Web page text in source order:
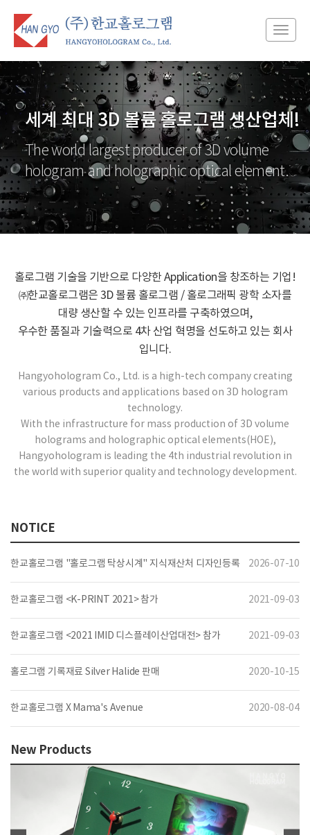
세계 최대 3D 볼륨 홀로그램 생산업체!
The world largest producer of 3D volume
hologram and holographic optical element.
홀로그램 기술을 기반으로 다양한 Application을 창조하는 기업!
㈜한교홀로그램은 3D 볼륨 홀로그램 / 홀로그래픽 광학 소자를
대량 생산할 수 있는 인프라를 구축하였으며,
우수한 품질과 기술력으로 4차 산업 혁명을 선도하고 있는 회사
입니다.
Hangyohologram Co., Ltd. is a high-tech company creating
various products and applications based on 3D hologram
technology.
With the infrastructure for mass production of 3D volume
holograms and holographic optical elements(HOE),
Hangyohologram is leading the 4th industrial revolution in
the world with superior quality and technology development.
NOTICE
한교홀로그램 "홀로그램 탁상시계" 지식재산처 디자인등록 2026-07-10
한교홀로그램 <K-PRINT 2021> 참가 2021-09-03
한교홀로그램 <2021 IMID 디스플레이산업대전> 참가 2021-09-03
홀로그램 기록재료 Silver Halide 판매 2020-10-15
한교홀로그램 X Mama's Avenue 2020-08-04
New Products